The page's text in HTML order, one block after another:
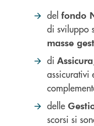
del fondo
di sviluppo
masse
di Assicura
assicurativi
delle
scorsi si